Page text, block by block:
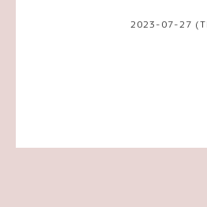
2023-07-27